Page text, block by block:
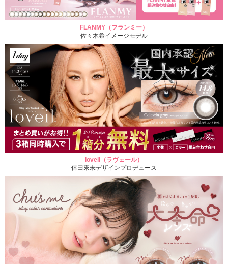
FLANMY（フランミー）
佐々木希イメージモデル
loveil（ラヴェール）
倖田來未デザインプロデュース